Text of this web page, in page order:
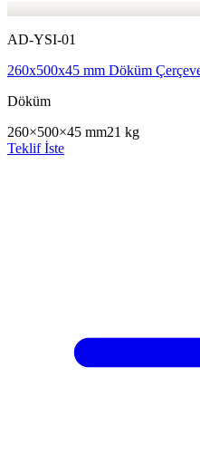
AD-YSI-01
260x500x45 mm Döküm
Döküm
260×500×45 mm21 kg
Teklif İste